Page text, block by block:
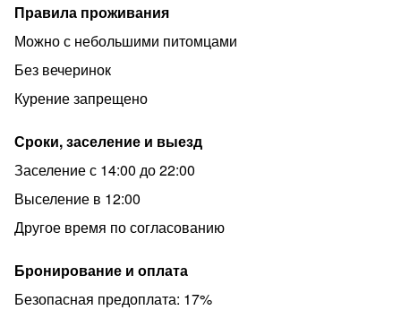
Саратов!
Разрешено устраивать вечеринки в барах и
ресторанах, но не у нас.
✅Залог в размере 1000 руб за ключи
Правила проживания
Можно с небольшими питомцами
Без вечеринок
Курение запрещено
Сроки, заселение и выезд
Заселение с 14:00 до 22:00
Выселение в 12:00
Другое время по согласованию
Бронирование и оплата
Безопасная предоплата: 17%